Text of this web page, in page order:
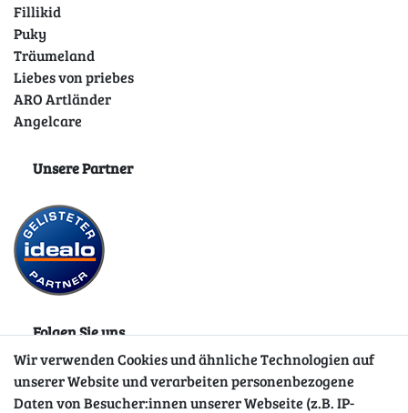
Fillikid
Puky
Träumeland
Liebes von priebes
ARO Artländer
Angelcare
Unsere Partner
Folgen Sie uns
Wir verwenden Cookies und ähnliche Technologien auf
unserer Website und verarbeiten personenbezogene
Daten von Besucher:innen unserer Webseite (z.B. IP-